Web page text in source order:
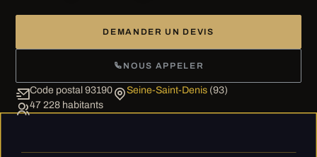
DEMANDER UN DEVIS
NOUS APPELER
Code postal 93190 Seine-Saint-Denis(93)
47 228 habitants